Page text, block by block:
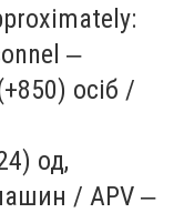
‒
осіб /
од,
/ APV ‒